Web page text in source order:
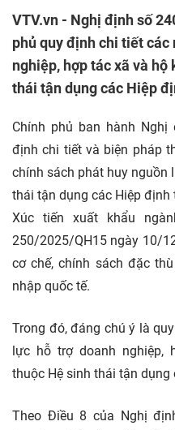
VTV.vn - Nghị định số
phủ quy định chi tiết
nghiệp, hợp tác xã và
thái tận dụng các Hiệp
Chính phủ ban hành
định chi tiết và biện pháp
chính sách phát huy nguồn
thái tận dụng các Hiệp
Xúc tiến xuất khẩu
250/2025/QH15 ngày 10/
cơ chế, chính sách đặc
nhập quốc tế.
Trong đó, đáng chú ý là
lực hỗ trợ doanh nghiệp,
thuộc Hệ sinh thái tận dụng
Theo Điều 8 của Nghị